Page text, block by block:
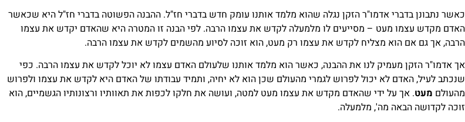
כאשר נתבונן בדברי אדמו"ר הזקן נגלה שהוא מלמד אותנו עומק חדש בדברי חז"ל. ההבנה הפשוטה בדברי חז"ל היא שכאשר
האדם מקדש עצמו מעט – מסייעים לו מלמעלה לקדש את עצמו הרבה. לפי הבנה זו המטרה היא שהאדם יקדש את עצמו
הרבה, אך גם אם הוא מצליח לקדש את עצמו רק מעט, הוא זוכה לסיוע מהשמים לקדש את עצמו הרבה.
אך אדמו"ר הזקן מעמיק לנו את ההבנה, כאשר הוא מלמד אותנו שלעולם האדם עצמו לא יוכל לקדש את עצמו הרבה. כפי
שנכתב לעיל, האדם לא יכול לפרוש לגמרי מהעולם שכן הוא לא יחיה, ותמיד עבודתו של האדם היא לקדש את עצמו ולפרוש
מהעולם מעט. אך על ידי שהאדם מקדש את עצמו מעט למטה, ועושה את חלקו לכפות את תאוותיו ורצונותיו הגשמיים, הוא
זוכה לקדושה הבאה מה', מלמעלה.